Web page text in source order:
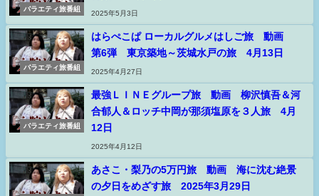
バラエティ旅番組
2025年5月3日
バラエティ旅番組
はらぺこぱ ローカルグルメはしご旅 動画
第6弾 東京築地～茨城水戸の旅 4月13日
2025年4月27日
バラエティ旅番組
最強ＬＩＮＥグループ旅 動画 柳沢慎吾＆河
合郁人＆ロッチ中岡が那須塩原を３人旅 4月
12日
2025年4月12日
あさこ・梨乃の5万円旅 動画 海に沈む絶景
の夕日をめざす旅 2025年3月29日